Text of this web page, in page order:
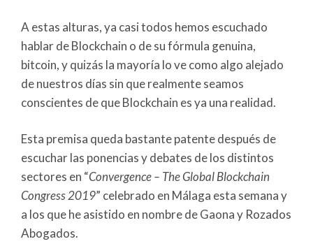
A estas alturas, ya casi todos hemos escuchado
hablar de Blockchain o de su fórmula genuina,
bitcoin, y quizás la mayoría lo ve como algo alejado
de nuestros días sin que realmente seamos
conscientes de que Blockchain es ya una realidad.
Esta premisa queda bastante patente después de
escuchar las ponencias y debates de los distintos
sectores en “Convergence – The Global Blockchain
Congress 2019” celebrado en Málaga esta semana y
a los que he asistido en nombre de Gaona y Rozados
Abogados.